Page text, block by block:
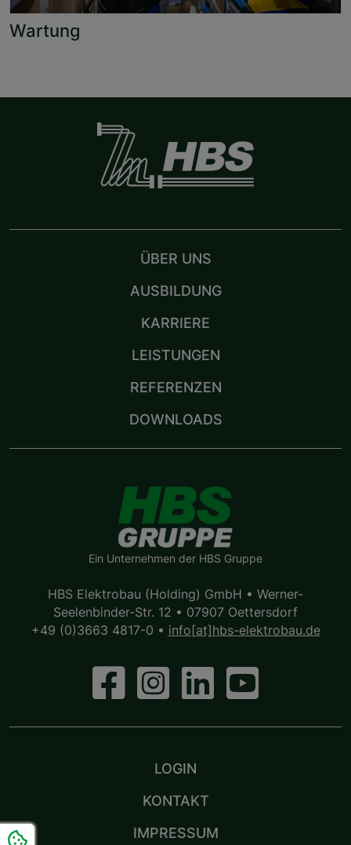
Wartung
ÜBER UNS
AUSBILDUNG
KARRIERE
LEISTUNGEN
REFERENZEN
DOWNLOADS
Ein Unternehmen der HBS Gruppe
HBS Elektrobau (Holding) GmbH • Werner-
Seelenbinder-Str. 12 • 07907 Oettersdorf
+49 (0)3663 4817-0 • info[at]hbs-elektrobau.de
LOGIN
KONTAKT
IMPRESSUM